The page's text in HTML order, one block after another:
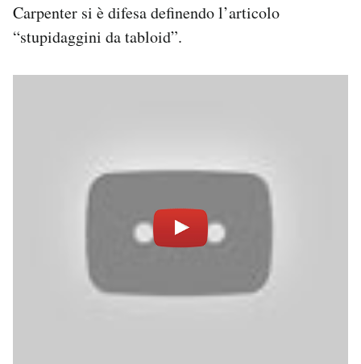
Carpenter si è difesa definendo l’articolo
“stupidaggini da tabloid”.